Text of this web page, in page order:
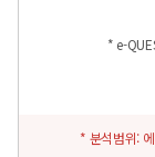
* e-
* 분석범위: